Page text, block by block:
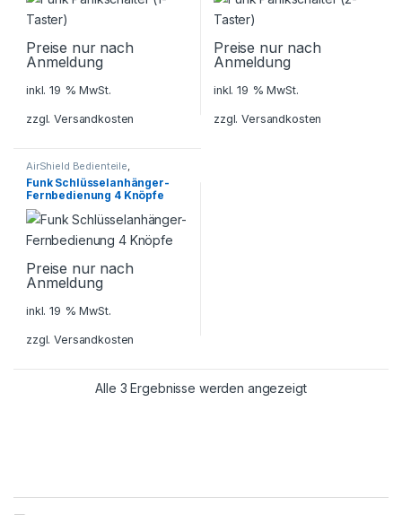
Preise nur nach
Anmeldung
inkl. 19 % MwSt.
zzgl.Versandkosten
Preise nur nach
Anmeldung
inkl. 19 % MwSt.
zzgl.Versandkosten
AirShield Bedienteile,
Alarmanlagen Dahua AirShield
Sicherheitstechnik
Funk Schlüsselanhänger-
Fernbedienung 4 Knöpfe
Preise nur nach
Anmeldung
inkl. 19 % MwSt.
zzgl.Versandkosten
Alle 3 Ergebnisse werden angezeigt